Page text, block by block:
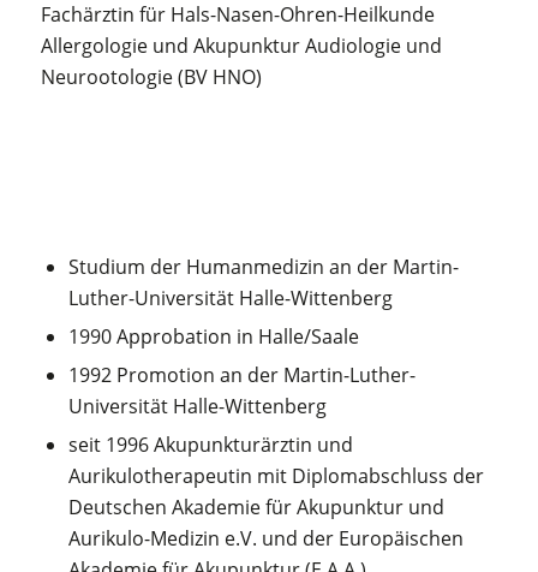
Fachärztin für Hals-Nasen-Ohren-Heilkunde
Allergologie und Akupunktur Audiologie und
Neurootologie (BV HNO)
Studium der Humanmedizin an der Martin-
Luther-Universität Halle-Wittenberg
1990 Approbation in Halle/Saale
1992 Promotion an der Martin-Luther-
Universität Halle-Wittenberg
seit 1996 Akupunkturärztin und
Aurikulotherapeutin mit Diplomabschluss der
Deutschen Akademie für Akupunktur und
Aurikulo-Medizin e.V. und der Europäischen